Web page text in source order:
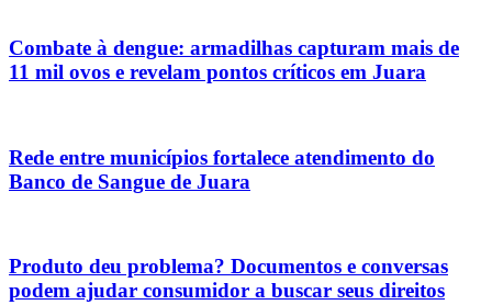
Combate à dengue: armadilhas capturam mais de
11 mil ovos e revelam pontos críticos em Juara
Rede entre municípios fortalece atendimento do
Banco de Sangue de Juara
Produto deu problema? Documentos e conversas
podem ajudar consumidor a buscar seus direitos